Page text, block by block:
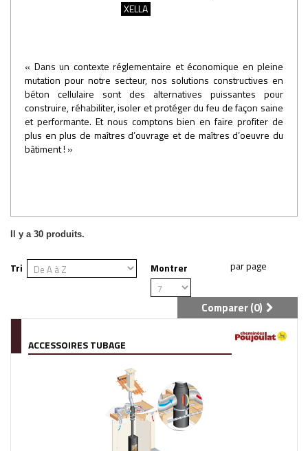
XELLA
« Dans un contexte réglementaire et économique en pleine
mutation pour notre secteur, nos solutions constructives en
béton cellulaire sont des alternatives puissantes pour
construire, réhabiliter, isoler et protéger du feu de façon saine
et performante. Et nous comptons bien en faire profiter de
plus en plus de maîtres d’ouvrage et de maîtres d’oeuvre du
bâtiment ! »
Il y a 30 produits.
Tri Montrer
Comparer (0)
ACCESSOIRES TUBAGE